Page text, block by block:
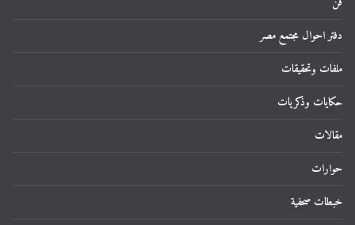
دفتر احوال مجتمع مصر
ملفات وتحقيقات
حكايات وذكريات
مقالات
حوارات
خبطات صحفية